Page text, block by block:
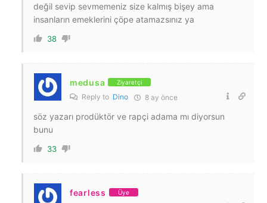
değil sevip sevmemeniz size kalmış bişey ama
insanların emeklerini çöpe atamazsınız ya
38
medusa Ziyaretçi
Reply to Dino 8 ay önce
söz yazarı prodüktör ve rapçi adama mı diyorsun
bunu
33
fearless Üye